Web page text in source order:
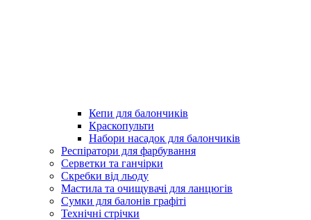
Кепи для балончиків
Краскопульти
Набори насадок для балончиків
Респіратори для фарбування
Серветки та ганчірки
Скребки від льоду
Мастила та очищувачі для ланцюгів
Сумки для балонів графіті
Технічні стрічки